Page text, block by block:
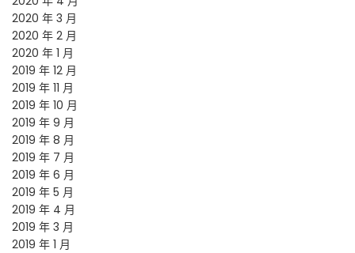
2020 年 3 月
2020 年 2 月
2020 年 1 月
2019 年 12 月
2019 年 11 月
2019 年 10 月
2019 年 9 月
2019 年 8 月
2019 年 7 月
2019 年 6 月
2019 年 5 月
2019 年 4 月
2019 年 3 月
2019 年 1 月